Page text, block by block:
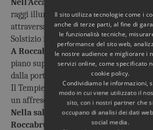
Nell’Accademia
il Sole entra da una
raggi illuminano l’edificio per tutta la
attraversando anche il Tempio di
Solstizio invernale ed estivo.
A Roccabrunastessa cosa avveniva
piano superiore (andato distrutto),
dalla porta principale, situata in cima
Il Tempietto doveva somigliare a
un affresco di Ercolano, preceduto da
Nella sala a cupola del piano
Roccabruna
uno speciale condotto
Il sito utilizza tecnologie come i
anche di terze parti, al fine di
le funzionalità tecniche,
performance del sito web,
le nostre audience e migliorare i
servizi online, come specificato
cookie policy.
Condividiamo le informazioni,
modo in cui viene utilizzato il
sito, con i nostri partner che si
occupano di analisi dei dati
social media.